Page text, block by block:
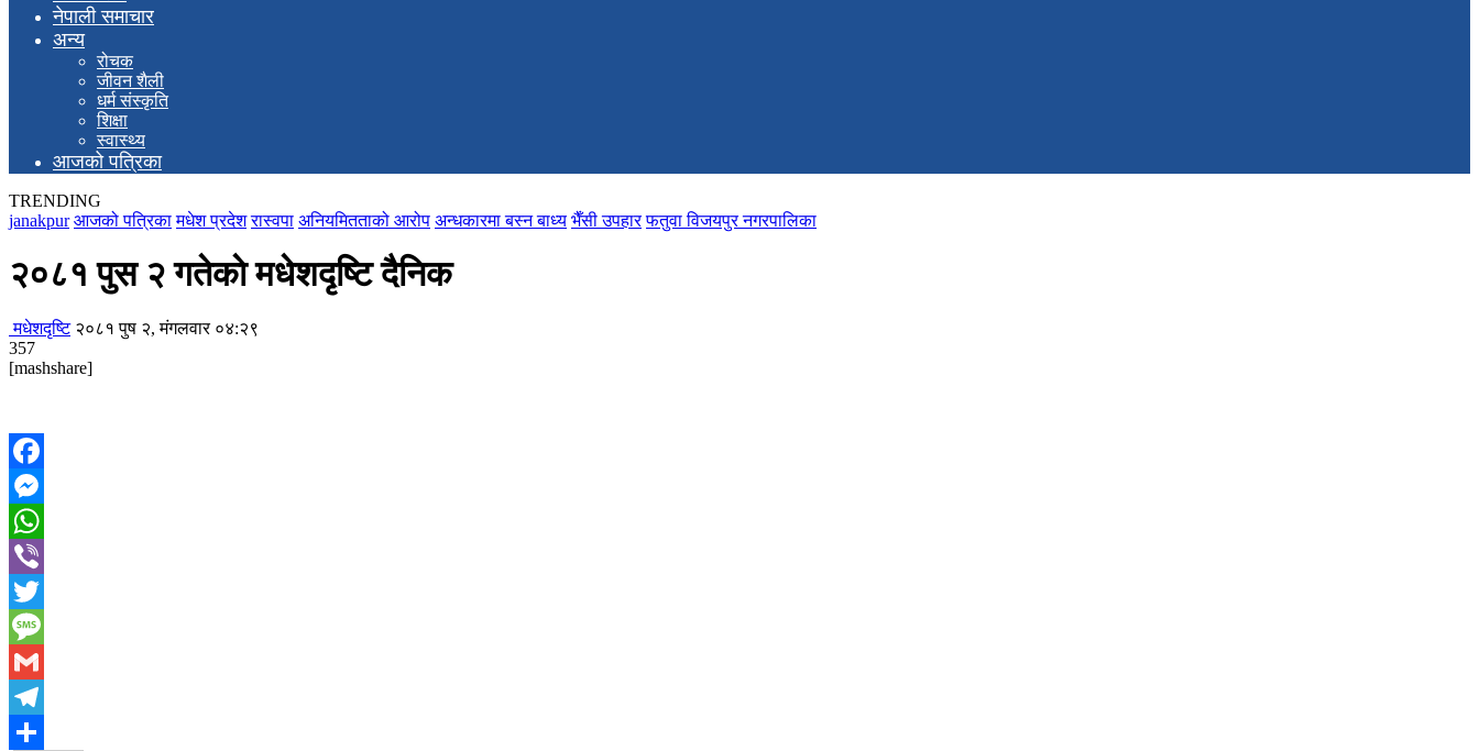
नेपाली समाचार
अन्य
रोचक
जीवन शैली
धर्म संस्कृति
शिक्षा
स्वास्थ्य
आजको पत्रिका
TRENDING
janakpur आजको पत्रिका मधेश प्रदेश रास्वपा अनियमितताको आरोप अन्धकारमा बस्न बाध्य भैँसी उपहार फतुवा विजयपुर नगरपालिका
२०८१ पुस २ गतेकाे मधेशदृष्टि दैनिक
मधेशदृष्टि २०८१ पुष २, मंगलवार ०४:२९
357
[mashshare]
Facebook
Messenger
WhatsApp
Viber
Twitter
Message
Gmail
Telegram